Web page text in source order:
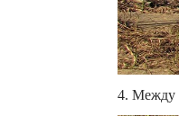
4. Между